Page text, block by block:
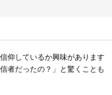
仰しているか興味があります
者だったの？」と驚くことも